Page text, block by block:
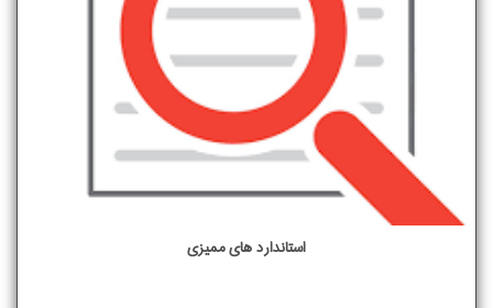
استاندارد های ممیزی